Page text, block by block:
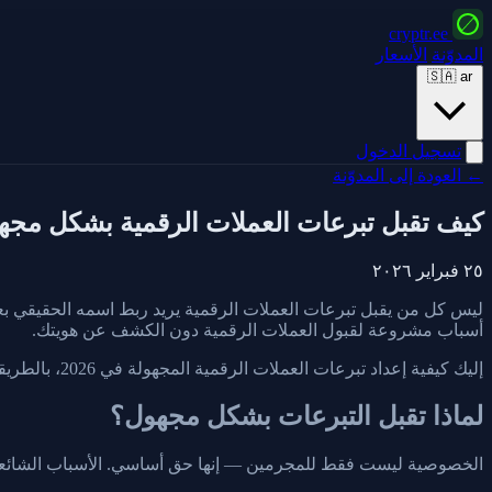
المدوّنة الأسعار
🇸🇦 ar
تسجيل الدخول
← العودة إلى المدوّنة
كيف تقبل تبرعات العملات الرقمية بشكل
٢٥ فبراير ٢٠٢٦
ليس كل من يقبل تبرعات العملات الرقمية يريد ربط اسمه
أسباب مشروعة لقبول العملات الرقمية دون الكشف عن هويتك.
إليك كيفية إعداد تبرعات العملات الرقمية المجهولة في 2026، بالطريقة الصحيحة.
لماذا تقبل التبرعات بشكل مجهول؟
الخصوصية ليست فقط للمجرمين — إنها حق أساسي. الأسباب